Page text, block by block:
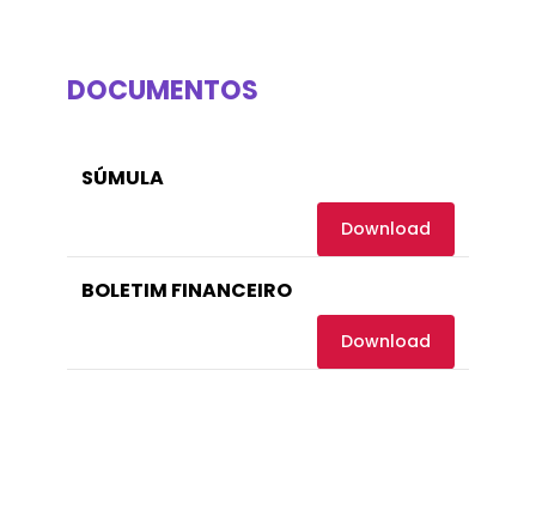
DOCUMENTOS
SÚMULA
Download
BOLETIM FINANCEIRO
Download